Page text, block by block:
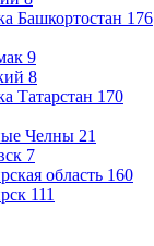
Башкортостан 176
9
8
Татарстан 170
Челны 21
7
область 160
111